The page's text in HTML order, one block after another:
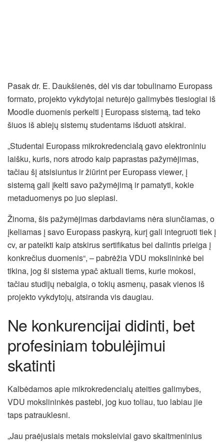
Pasak dr. E. Daukšienės, dėl vis dar tobulinamo Europass
formato, projekto vykdytojai neturėjo galimybės tiesiogiai iš
Moodle duomenis perkelti į Europass sistemą, tad teko
šiuos iš abiejų sistemų studentams išduoti atskirai.
„Studentai Europass mikrokredencialą gavo elektroniniu
laišku, kuris, nors atrodo kaip paprastas pažymėjimas,
tačiau šį atsisiuntus ir žiūrint per Europass viewer, į
sistemą gali įkelti savo pažymėjimą ir pamatyti, kokie
metaduomenys po juo slepiasi.
Žinoma, šis pažymėjimas darbdaviams nėra siunčiamas, o
įkeliamas į savo Europass paskyrą, kurį gali integruoti tiek į
cv, ar pateikti kaip atskirus sertifikatus bei dalintis prieiga į
konkrečius duomenis“, – pabrėžia VDU mokslininkė bei
tikina, jog ši sistema ypač aktuali tiems, kurie mokosi,
tačiau studijų nebaigia, o tokių asmenų, pasak vienos iš
projekto vykdytojų, atsiranda vis daugiau.
Ne konkurencijai didinti, bet
profesiniam tobulėjimui
skatinti
Kalbėdamos apie mikrokredencialų ateities galimybes,
VDU mokslininkės pastebi, jog kuo toliau, tuo labiau jie
taps patrauklesni.
„Jau praėjusiais metais moksleiviai gavo skaitmeninius